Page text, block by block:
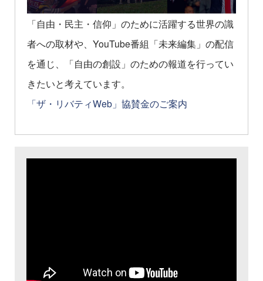
「自由・民主・信仰」のために活躍する世界の識
者への取材や、YouTube番組「未来編集」の配信
を通じ、「自由の創設」のための報道を行ってい
きたいと考えています。
「ザ・リバティWeb」協賛金のご案内